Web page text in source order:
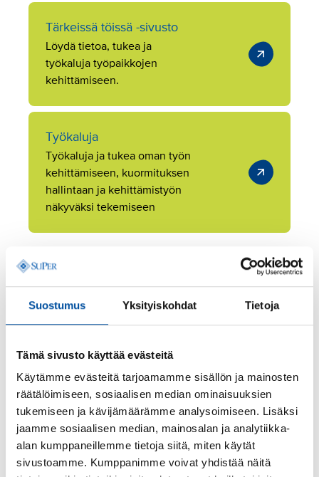
Suostumus Yksityiskohdat Tietoja
Tämä sivusto käyttää evästeitä
Käytämme evästeitä tarjoamamme sisällön ja mainosten
räätälöimiseen, sosiaalisen median ominaisuuksien
tukemiseen ja kävijämäärämme analysoimiseen. Lisäksi
jaamme sosiaalisen median, mainosalan ja analytiikka-
alan kumppaneillemme tietoja siitä, miten käytät
sivustoamme. Kumppanimme voivat yhdistää näitä
Tärkeissä töissä -sivusto
Löydä tietoa, tukea ja
työkaluja työpaikkojen
kehittämiseen.
Työkaluja
Työkaluja ja tukea oman työn
kehittämiseen, kuormituksen
hallintaan ja kehittämistyön
näkyväksi tekemiseen
Tekojen tori
Tekojen tori on sivusto, jonne kerätään
kuntaorganisaatioiden ja hyvinvointialueiden isoja ja
kehittämisteot palkitaan vuosittain Tärkeissä töissä -
gaalassa, joka järjestetään joulukuussa.
Tekojen tori -sivusto
Tutustu Tekojen torille
lisättyihin kehittämistekoihin.